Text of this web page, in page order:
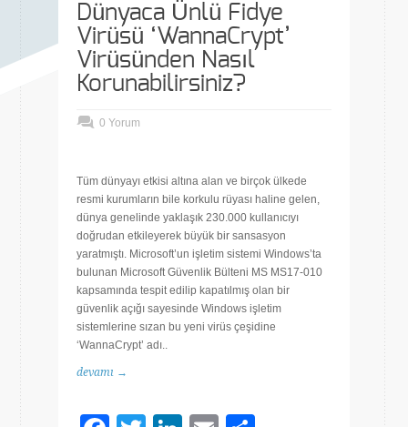
Dünyaca Ünlü Fidye
Virüsü ‘WannaCrypt’
Virüsünden Nasıl
Korunabilirsiniz?
0 Yorum
Tüm dünyayı etkisi altına alan ve birçok ülkede
resmi kurumların bile korkulu rüyası haline gelen,
dünya genelinde yaklaşık 230.000 kullanıcıyı
doğrudan etkileyerek büyük bir sansasyon
yaratmıştı. Microsoft’un işletim sistemi Windows’ta
bulunan Microsoft Güvenlik Bülteni MS MS17-010
kapsamında tespit edilip kapatılmış olan bir
güvenlik açığı sayesinde Windows işletim
sistemlerine sızan bu yeni virüs çeşidine
‘WannaCrypt’ adı..
devamı →